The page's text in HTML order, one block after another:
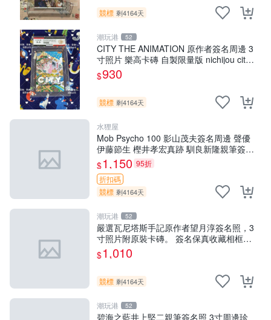
競標 剩4164天
潮玩港 52
CITY THE ANIMATION 原作者簽名周邊 3
寸照片 樂高卡磚 自製限量版 nichijou city
the animation 簽名照 卡
$930
競標 剩4164天
水狸屋
Mob Psycho 100 影山茂夫簽名周邊 聲優
伊藤節生 樫井孝宏真跡 馴良新隆親筆簽名
照 3寸裝幀原盒 中古珍藏 靈幻新隆 Mob
Psycho
$1,150 95折
折扣碼
競標 剩4164天
潮玩港 52
嚴選瓦尼塔斯手記原作者望月淳簽名照，3
寸照片附原裝卡磚。 簽名保真收藏相框裝
裱隨行發送 照片 簽名周邊 望月淳
$1,010
競標 剩4164天
潮玩港 52
碧海之藍井上堅二親筆簽名照 3寸周邊珍